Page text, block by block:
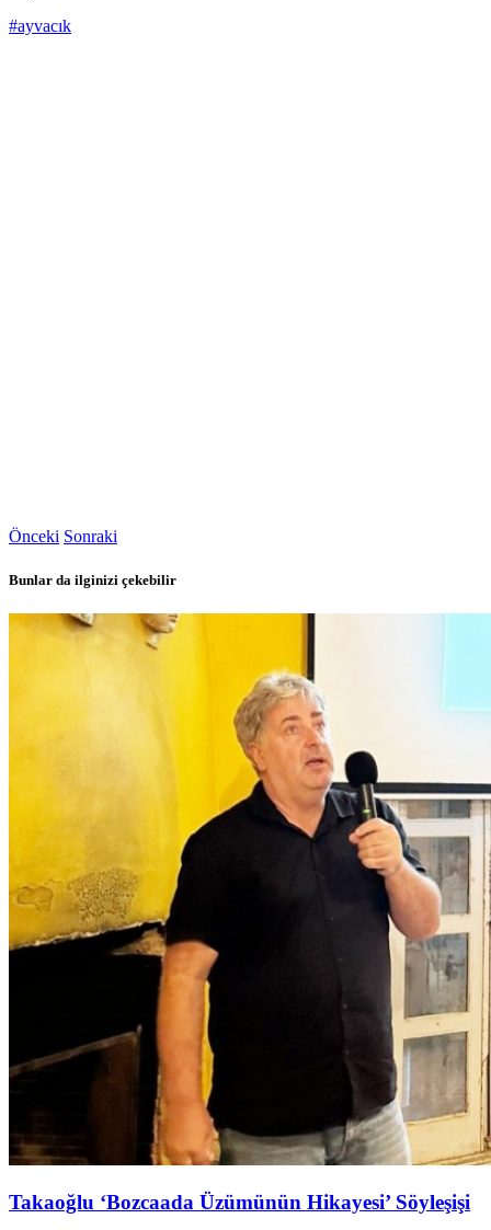
#ayvacık
Önceki Sonraki
Bunlar da ilginizi çekebilir
Takaoğlu ‘Bozcaada Üzümünün Hikayesi’ Söyleşişi